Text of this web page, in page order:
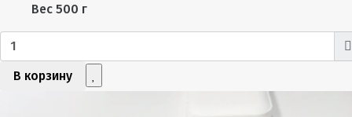
Вес 500 г
В корзину